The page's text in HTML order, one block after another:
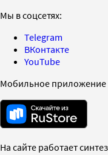
Мы в соцсетях:
Telegram
ВКонтакте
YouTube
Мобильное приложение
На сайте работает